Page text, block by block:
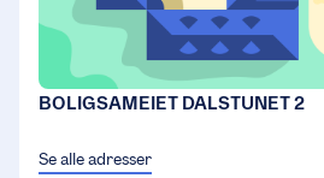
BOLIGSAMEIET DALSTUNET 2
Se alle adresser